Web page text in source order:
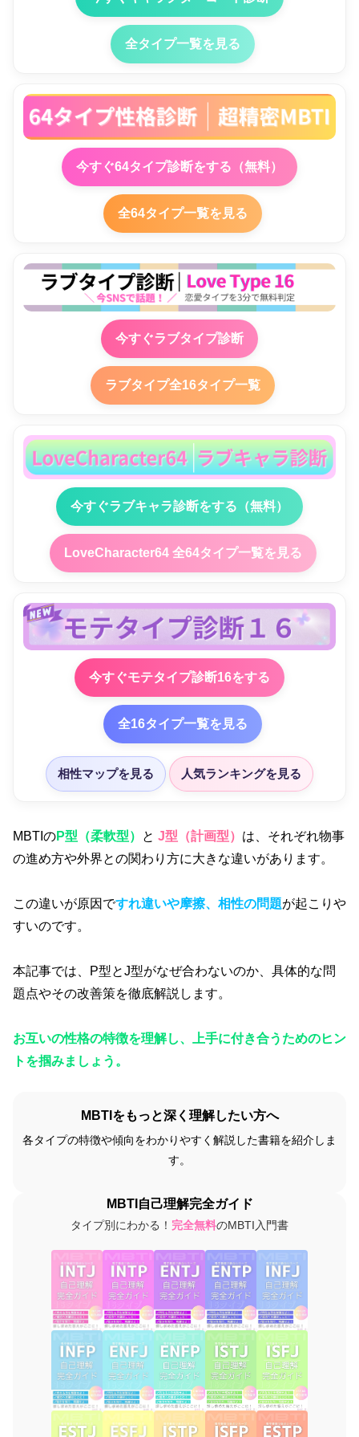
全タイプ一覧を見る
今すぐ64タイプ診断をする（無料）
全64タイプ一覧を見る
今すぐラブタイプ診断
ラブタイプ全16タイプ一覧
今すぐラブキャラ診断をする（無料）
LoveCharacter64 全64タイプ一覧を見る
今すぐモテタイプ診断16をする
全16タイプ一覧を見る
相性マップを見る 人気ランキングを見る
MBTIのP型（柔軟型） と J型（計画型） は、それぞれ物事
の進め方や外界との関わり方に大きな違いがあります。
この違いが原因ですれ違いや摩擦、相性の問題が起こりや
すいのです。
本記事では、P型とJ型がなぜ合わないのか、具体的な問
題点やその改善策を徹底解説します。
お互いの性格の特徴を理解し、上手に付き合うためのヒン
トを掴みましょう。
MBTIをもっと深く理解したい方へ
各タイプの特徴や傾向をわかりやすく解説した書籍を紹介しま
す。
MBTI自己理解完全ガイド
タイプ別にわかる！ 完全無料のMBTI入門書